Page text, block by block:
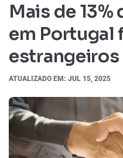
Mais de
em Portugal
estrangeiros
ATUALIZADO EM: JUL 15, 2025